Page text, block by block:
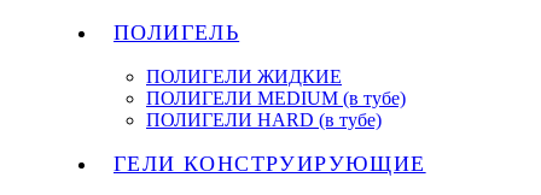
ПОЛИГЕЛЬ
ПОЛИГЕЛИ ЖИДКИЕ
ПОЛИГЕЛИ MEDIUM (в тубе)
ПОЛИГЕЛИ HARD (в тубе)
ГЕЛИ КОНСТРУИРУЮЩИЕ